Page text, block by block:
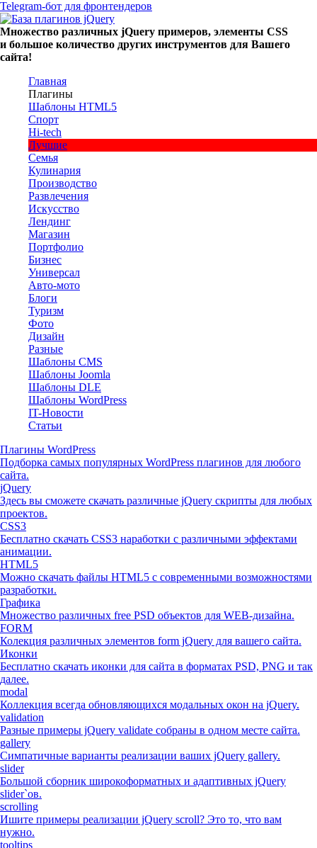
Telegram-бот для фронтендеров
Множество различных jQuery примеров, элементы CSS
и большое количество других инструментов для Вашего
сайта!
Главная
Плагины
Шаблоны HTML5
Спорт
Hi-tech
Лучшие
Семья
Кулинария
Производство
Развлечения
Искусство
Лендинг
Магазин
Портфолио
Бизнес
Универсал
Авто-мото
Блоги
Туризм
Фото
Дизайн
Разные
Шаблоны CMS
Шаблоны Joomla
Шаблоны DLE
Шаблоны WordPress
IT-Новости
Статьи
Плагины WordPress
Подборка самых популярных WordPress плагинов для любого
сайта.
jQuery
Здесь вы сможете скачать различные jQuery скрипты для любых
проектов.
CSS3
Бесплатно скачать CSS3 наработки с различными эффектами
анимации.
HTML5
Можно скачать файлы HTML5 с современными возможностями
разработки.
Графика
Множество различных free PSD объектов для WEB-дизайна.
FORM
Колекция различных элементов form jQuery для вашего сайта.
Иконки
Бесплатно скачать иконки для сайта в форматах PSD, PNG и так
далее.
modal
Коллекция всегда обновляющихся модальных окон на jQuery.
validation
Разные примеры jQuery validate собраны в одном месте сайта.
gallery
Симпатичные варианты реализации ваших jQuery gallery.
slider
Большой сборник широкоформатных и адаптивных jQuery
slider`ов.
scrolling
Ишите примеры реализации jQuery scroll? Это то, что вам
нужно.
tooltips